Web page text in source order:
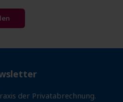
der Privatabrechnung.